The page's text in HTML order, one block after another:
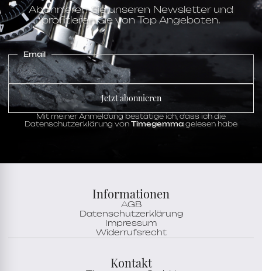
Abonnieren Sie unseren Newsletter und
profitieren Sie von Top Angeboten.
Email
Jetzt abonnieren
Mit meiner Anmeldung bestätige ich, dass ich die
Datenschutzerklärung von Timegemma gelesen habe
Informationen
AGB
Datenschutzerklärung
Impressum
Widerrufsrecht
Kontakt